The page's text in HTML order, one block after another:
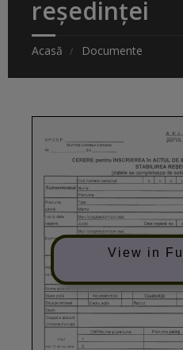
reședinței
Acasă Documente
View in